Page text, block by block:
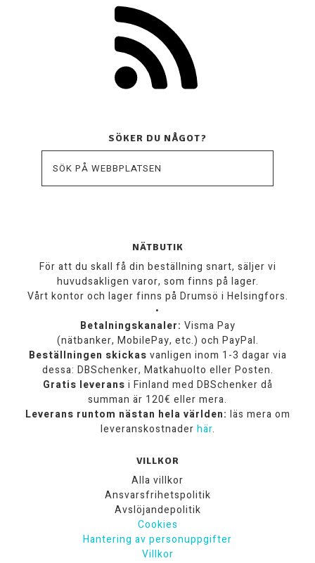
SÖKER DU NÅGOT?
NÄTBUTIK
För att du skall få din beställning snart, säljer vi
huvudsakligen varor, som finns på lager.
Vårt kontor och lager finns på Drumsö i Helsingfors.
•
Betalningskanaler: Visma Pay
(nätbanker, MobilePay, etc.) och PayPal.
Beställningen skickas vanligen inom 1-3 dagar via
dessa: DBSchenker, Matkahuolto eller Posten.
Gratis leverans i Finland med DBSchenker då
summan är 120€ eller mera.
Leverans runtom nästan hela världen: läs mera om
leveranskostnader här.
VILLKOR
Alla villkor
Ansvarsfrihetspolitik
Avslöjandepolitik
Cookies
Hantering av personuppgifter
Villkor